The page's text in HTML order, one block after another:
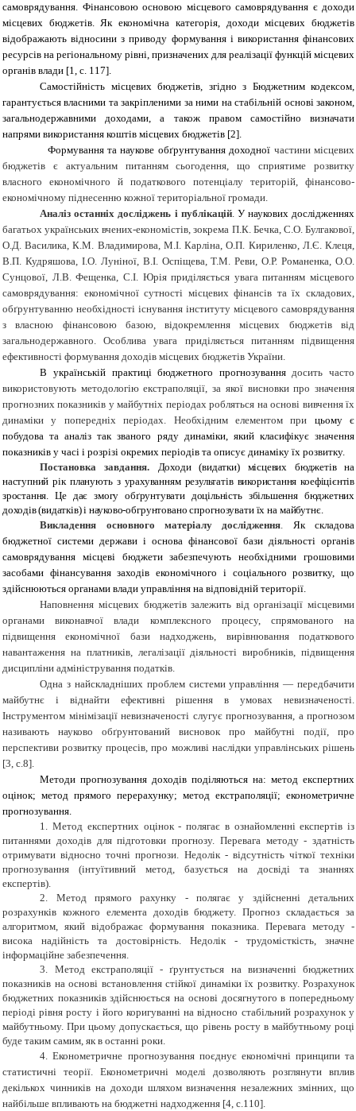
самоврядування. Фінансовою основою місцевого самоврядування є доходи
місцевих бюджетів. Як економічна категорія, доходи місцевих бюджетів
відображають відносини з приводу формування і використання фінансових
ресурсів на регіональному рівні, призначених для реалізації функцій місцевих
органів влади [1, с. 117].
Самостійність місцевих бюджетів, згідно з Бюджетним кодексом,
гарантується власними та закріпленими за ними на стабільній основі законом,
загальнодержавними доходами, а також правом самостійно визначати
напрями використання коштів місцевих бюджетів [2].
Формування та наукове обґрунтування доходної частини місцевих
бюджетів є актуальним питанням сьогодення, що сприятиме розвитку
власного економічного й податкового потенціалу територій, фінансово-
економічному піднесенню кожної територіальної громади.
Аналіз останніх досліджень і публікацій.У наукових дослідженнях
багатьох українських вчених-економістів, зокрема П.К. Бечка, С.О. Булгакової,
О.Д. Василика, К.М. Владимирова, М.І. Карліна, О.П. Кириленко, Л.Є. Клеця,
В.П. Кудряшова, І.О. Луніної, В.І. Оспіщева, Т.М. Реви, О.Р. Романенка, О.О.
Сунцової, Л.В. Фещенка, С.І. Юрія приділяється увага питанням місцевого
самоврядування: економічної сутності місцевих фінансів та їх складових,
обґрунтуванню необхідності існування інституту місцевого самоврядування
з власною фінансовою базою, відокремлення місцевих бюджетів від
загальнодержавного.Особлива увага приділяється питанням підвищення
ефективності формування доходів місцевих бюджетів України.
В українській практиці бюджетного прогнозуваннядосить часто
використовують методологію екстраполяції, за якої висновки про значення
прогнозних показників у майбутніх періодах робляться на основі вивчення їх
динаміки у попередніх періодах. Необхідним елементом при цьому є
побудова та аналіз так званого ряду динаміки, який класифікує значення
показників у часі і розрізі окремих періодів та описує динаміку їх розвитку.
Постановка завдання. Доходи (видатки) місцевих бюджетів на
наступний рік планують з урахуванням результатів використання коефіцієнтів
зростання. Це дає змогу обґрунтувати доцільність збільшення бюджетних
доходів (видатків) і науково-обгрунтовано спрогнозувати їх на майбутнє.
Викладення основного матеріалу дослідження. Як складова
бюджетної системи держави і основа фінансової бази діяльності органів
самоврядування місцеві бюджети забезпечують необхідними грошовими
засобами фінансування заходів економічного і соціального розвитку, що
здійснюються органами влади управління на відповідній території.
Наповнення місцевих бюджетів залежить від організації місцевими
органами виконавчої влади комплексного процесу, спрямованого на
підвищення економічної бази надходжень, вирівнювання податкового
навантаження на платників, легалізації діяльності виробників, підвищення
дисципліни адміністрування податків.
Одна з найскладніших проблем системи управління — передбачити
майбутнє і віднайти ефективні рішення в умовах невизначеності.
Інструментом мінімізації невизначеності слугує прогнозування, а прогнозом
називають науково обґрунтований висновок про майбутні події, про
перспективи розвитку процесів, про можливі наслідки управлінських рішень
[3, с.8].
Методи прогнозування доходів поділяються на: метод експертних
оцінок; метод прямого перерахунку; метод екстраполяції; економетричне
прогнозування.
1. Метод експертних оцінок- полягає в ознайомленні експертів із
питаннями доходів для підготовки прогнозу. Перевага методу- здатність
отримувати відносно точні прогнози. Недолік - відсутність чіткої техніки
прогнозування (інтуїтивний метод, базується на досвіді та знаннях
експертів).
2. Метод прямого рахунку -полягає у здійсненні детальних
розрахунків кожного елемента доходів бюджету. Прогноз складається за
алгоритмом, який відображає формування показника. Перевага методу -
висока надійність та достовірність. Недолік - трудомісткість, значне
інформаційне забезпечення.
3. Метод екстраполяції- ґрунтується на визначенні бюджетних
показників на основі встановлення стійкої динаміки їх розвитку. Розрахунок
бюджетних показників здійснюється на основі досягнутого в попередньому
періоді рівня росту і його коригуванні на відносно стабільний розрахунок у
майбутньому. При цьому допускається, що рівень росту в майбутньому році
буде таким самим, як в останні роки.
4. Економетричне прогнозуванняпоєднує економічні принципи та
статистичні теорії. Економетричні моделі дозволяють розглянути вплив
декількох чинників на доходи шляхом визначення незалежних змінних, що
найбільше впливають на бюджетні надходження [4, с.110].